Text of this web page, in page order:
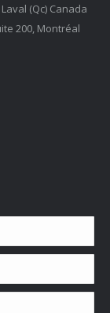
(Qc) Canada
200, Montréal